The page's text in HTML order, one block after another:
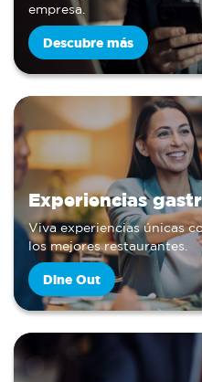
empresa.
Descubre más
Experiencias
Viva experiencias únicas
los mejores restaurantes.
Dine Out